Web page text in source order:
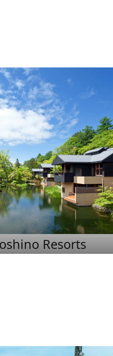
Resorts